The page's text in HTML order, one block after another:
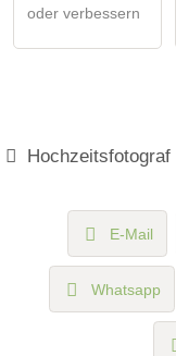
oder verbessern
Hochzeitsfotograf
E-Mail
Whatsapp